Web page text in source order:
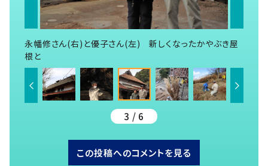
永幡修さん(右)と優子さん(左) 新しくなったかやぶき屋
根と
3 / 6
この投稿へのコメントを見る